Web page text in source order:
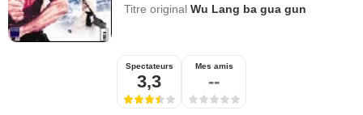
Titre originalWu Lang ba gua gun
Spectateurs
3,3
Mes amis
--